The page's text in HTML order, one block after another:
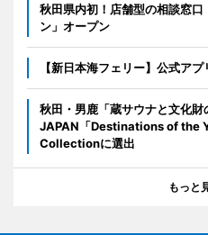
秋田県内初！店舗型の相談窓
ン」オープン
【新日本海フェリー】公式ア
秋田・男鹿「蔵サウナと文化
JAPAN「Destinations of the
Collectionに選出
もっと